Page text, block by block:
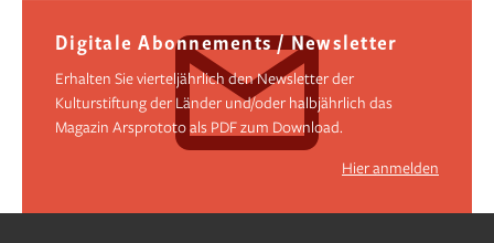
Digitale Abonnements / Newsletter
Erhalten Sie vierteljährlich den Newsletter der
Kulturstiftung der Länder und/oder halbjährlich das
Magazin Arsprototo als PDF zum Download.
Hier anmelden